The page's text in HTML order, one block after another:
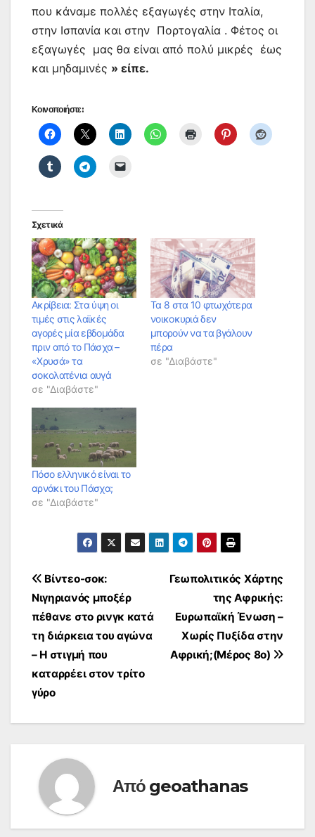
που κάναμε πολλές εξαγωγές στην Ιταλία,
στην Ισπανία και στην Πορτογαλία . Φέτος οι
εξαγωγές μας θα είναι από πολύ μικρές έως
και μηδαμινές » είπε.
Κοινοποιήστε:
Σχετικά
Ακρίβεια: Στα ύψη οι
τιμές στις λαϊκές
αγορές μία εβδομάδα
πριν από το Πάσχα –
«Χρυσά» τα
σοκολατένια αυγά
σε "Διαβάστε"
Τα 8 στα 10 φτωχότερα
νοικοκυριά δεν
μπορούν να τα βγάλουν
πέρα
σε "Διαβάστε"
Πόσο ελληνικό είναι το
αρνάκι του Πάσχα;
σε "Διαβάστε"
Πλοήγηση
άρθρων
Γεωπολιτικός Χάρτης
της Αφρικής:
Ευρωπαϊκή Ένωση –
Χωρίς Πυξίδα στην
Αφρική;(Μέρος 8ο)
Βίντεο-σοκ:
Νιγηριανός μποξέρ
πέθανε στο ρινγκ κατά
τη διάρκεια του αγώνα
– Η στιγμή που
καταρρέει στον τρίτο
γύρο
Από geoathanas